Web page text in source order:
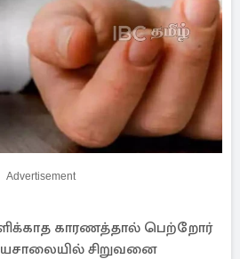
Advertisement
காரணத்தால் பெற்றோர்
சிறுவனை